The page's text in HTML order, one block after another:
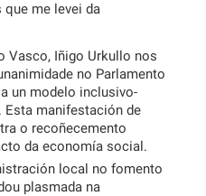
me levei da
Vasco, Iñigo Urkullo nos
no Parlamento
un modelo inclusivo-
Esta manifestación de
o recoñecemento
da economía social.
local no fomento
plasmada na